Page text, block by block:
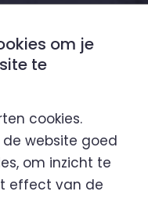
van
om je
te
cookies.
de website goed
om inzicht te
effect van de